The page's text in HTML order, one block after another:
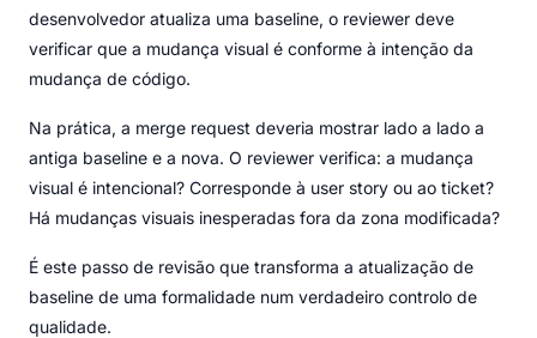
desenvolvedor atualiza uma baseline, o reviewer deve
verificar que a mudança visual é conforme à intenção da
mudança de código.
Na prática, a merge request deveria mostrar lado a lado a
antiga baseline e a nova. O reviewer verifica: a mudança
visual é intencional? Corresponde à user story ou ao ticket?
Há mudanças visuais inesperadas fora da zona modificada?
É este passo de revisão que transforma a atualização de
baseline de uma formalidade num verdadeiro controlo de
qualidade.